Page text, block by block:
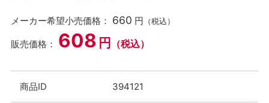
メーカー希望小売価格： 660 円 （税込）
販売価格： 608 円 （税込）
商品ID 394121